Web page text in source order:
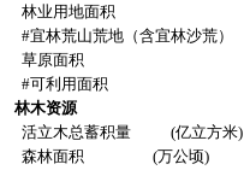
林业用地面积
#宜林荒山荒地（含宜林沙荒）
草原面积
#可利用面积
林木资源
活立木总蓄积量
(亿立方米)
森林面积
(万公顷)